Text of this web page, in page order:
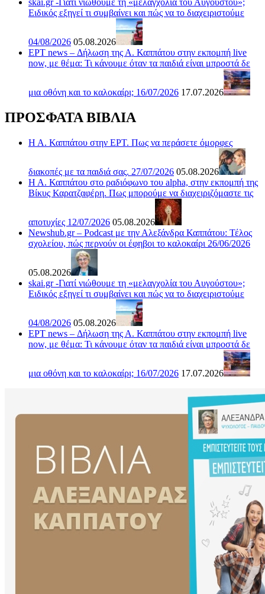
skai.gr -Γιατί νιώθουμε τη «μελαγχολία του Αυγούστου»;
Ειδικός εξηγεί τι συμβαίνει και πώς να το διαχειριστούμε
04/08/2026 05.08.2026
ΕΡΤ news – Δήλωση της Α. Καππάτου στην εκπομπή live
now, με θέμα: Τι κάνουμε όταν τα παιδιά είναι μπροστά δε
μια οθόνη και το καλοκαίρι; 16/07/2026 17.07.2026
ΠΡΟΣΦΑΤΑ ΒΙΒΛΙΑ
Η Α. Καππάτου στην ΕΡΤ. Πως να περάσετε όμορφες
διακοπές με τα παιδιά σας. 27/07/2026 05.08.2026
Η Α. Καππάτου στο ραδιόφωνο του alpha, στην εκπομπή της
Βίκυς Καρατζαφέρη. Πως μπορούμε να διαχειριζόμαστε τις
αποτυχίες 12/07/2026 05.08.2026
Newshub.gr – Podcast με την Αλεξάνδρα Καππάτου: Τέλος
σχολείου, πώς περνούν οι έφηβοι το καλοκαίρι 26/06/2026
05.08.2026
skai.gr -Γιατί νιώθουμε τη «μελαγχολία του Αυγούστου»;
Ειδικός εξηγεί τι συμβαίνει και πώς να το διαχειριστούμε
04/08/2026 05.08.2026
ΕΡΤ news – Δήλωση της Α. Καππάτου στην εκπομπή live
now, με θέμα: Τι κάνουμε όταν τα παιδιά είναι μπροστά δε
μια οθόνη και το καλοκαίρι; 16/07/2026 17.07.2026